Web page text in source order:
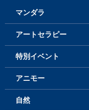
マンダラ
アートセラピー
特別イベント
アニモー
自然